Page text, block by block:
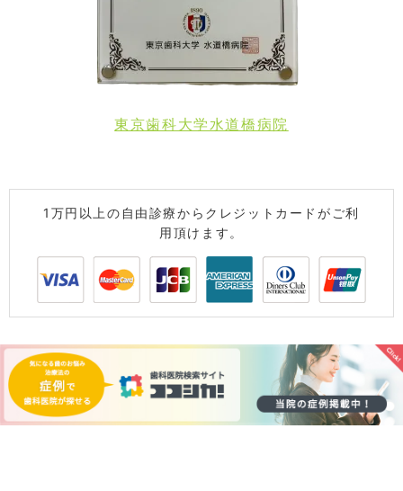
東京歯科大学水道橋病院
1万円以上の自由診療からクレジットカードがご利
用頂けます。